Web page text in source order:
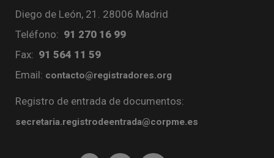
Diego de León, 21. 28006 Madrid
Teléfono: 91 270 16 99
Fax: 91 564 11 59
Email: contacto@registradores.org
Registro de entrada de documentos:
secretaria.registrodeentrada@corpme.es